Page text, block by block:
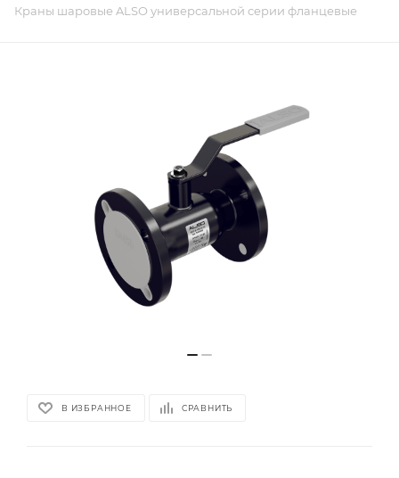
Краны шаровые ALSO универсальной серии фланцевые
В ИЗБРАННОЕ СРАВНИТЬ